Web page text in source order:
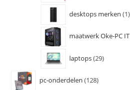
desktops merken 1
maatwerk Oke-PC IT
laptops 29
pc-onderdelen 128